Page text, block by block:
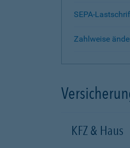
SEPA-
Zahlweise
KFZ & Haus